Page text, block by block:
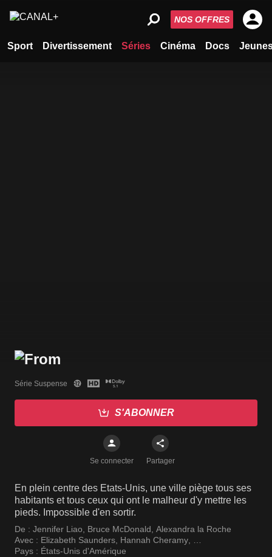
Sport Divertissement Séries Cinéma Docs
NOS OFFRES
Série Suspense
S'ABONNER
Se connecter Partager
En plein centre des Etats-Unis, une ville piège tous ses
habitants et tous ceux qui ont le malheur d'y mettre les
pieds. Impossible d'en sortir.
De : Jennifer Liao, Bruce McDonald, Alexandra la Roche
Avec : Elizabeth Saunders, Hannah Cheramy,
Catalina Sandino Moreno
Pays : États-Unis d'Amérique